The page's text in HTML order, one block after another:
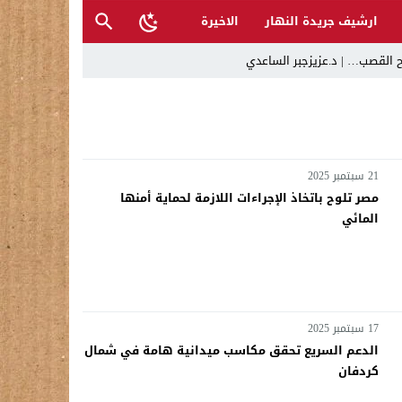
ارشيف جريدة النهار
الاخيرة
القصب… | د.عزيزجبر الساعدي
تغرق قرى شمال نينوى والأهالي يستغيثون
أخطاء الإدارة والفساد
وتدعو إلى تحري الدقة
21 سبتمبر 2025
مصر تلوح باتخاذ الإجراءات اللازمة لحماية أمنها
المائي
17 سبتمبر 2025
الدعم السريع تحقق مكاسب ميدانية هامة في شمال
كردفان